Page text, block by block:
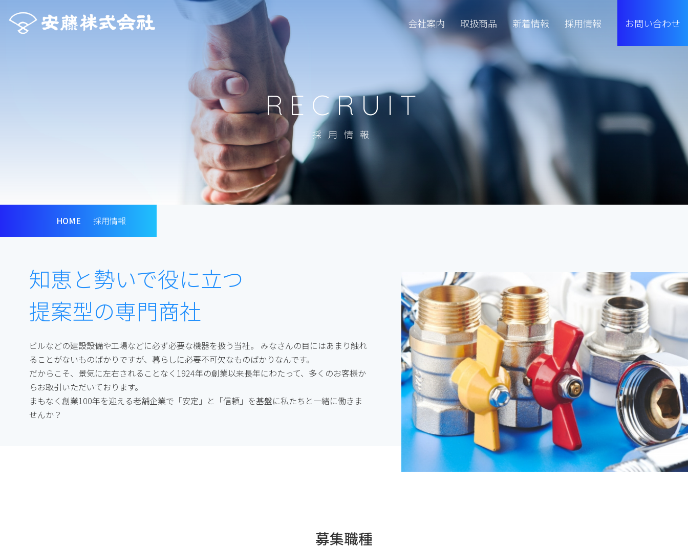
会社案内 取扱商品 新着情報 採用情報 お問い合わせ
RECRUIT
採用情報
HOME 採用情報
知恵と勢いで役に立つ
提案型の専門商社
ビルなどの建設設備や工場などに必ず必要な機器を扱う当社。 みなさんの目にはあまり触れ
ることがないものばかりですが、暮らしに必要不可欠なものばかりなんです。
だからこそ、景気に左右されることなく1924年の創業以来長年にわたって、多くのお客様か
らお取引いただいております。
まもなく創業100年を迎える老舗企業で「安定」と「信頼」を基盤に私たちと一緒に働きま
せんか？
募集職種